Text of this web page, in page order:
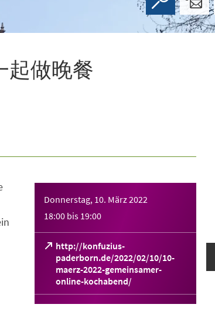
起做晚餐
Donnerstag, 10. März 2022
18:00 bis 19:00
http://konfuzius-
paderborn.de/2022/02/10/10-
maerz-2022-gemeinsamer-
online-kochabend/
(Öffnet
in
einem